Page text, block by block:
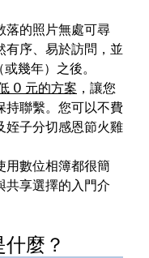
落的照片無處可尋
有序、易於訪問，並
幾年）之後。
0 元的方案 ，讓您
持聯繫。您可以不費
姪子分切感恩節火雞
用數位相簿都很簡
共享選擇的入門介
麼？